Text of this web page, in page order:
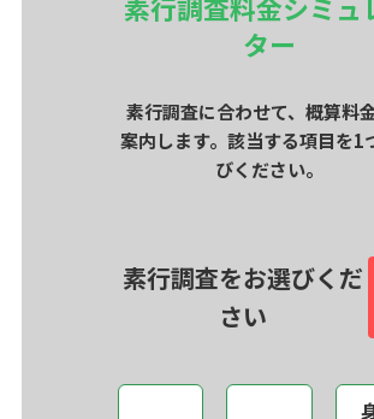
ター
素行調査に合わせて、概算料
案内します。該当する項目を1
びください。
素行調査をお選びくだ
さい